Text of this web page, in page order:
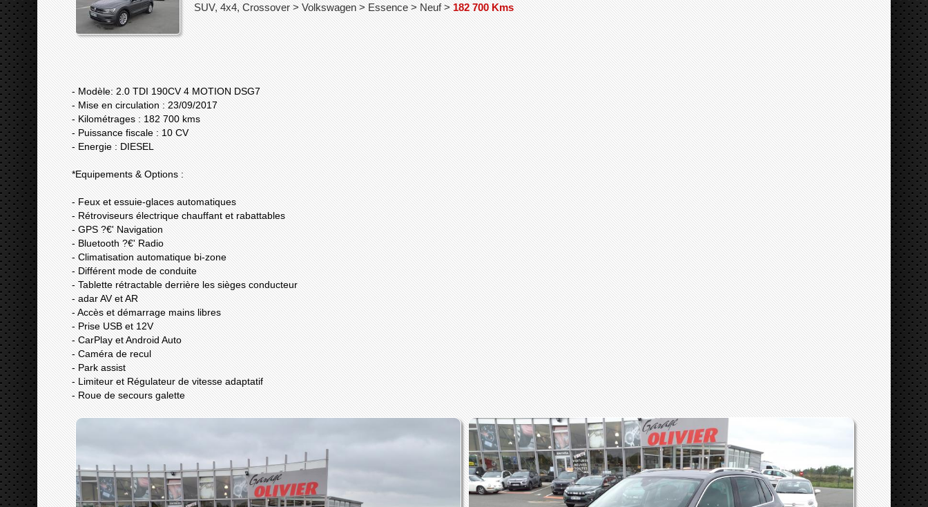
SUV, 4x4, Crossover > Volkswagen > Essence > Neuf >182 700 Kms
- Modèle: 2.0 TDI 190CV 4 MOTION DSG7
- Mise en circulation : 23/09/2017
- Kilométrages : 182 700 kms
- Puissance fiscale : 10 CV
- Energie : DIESEL
*Equipements & Options :
- Feux et essuie-glaces automatiques
- Rétroviseurs électrique chauffant et rabattables
- GPS ?€' Navigation
- Bluetooth ?€' Radio
- Climatisation automatique bi-zone
- Différent mode de conduite
- Tablette rétractable derrière les sièges conducteur
- adar AV et AR
- Accès et démarrage mains libres
- Prise USB et 12V
- CarPlay et Android Auto
- Caméra de recul
- Park assist
- Limiteur et Régulateur de vitesse adaptatif
- Roue de secours galette